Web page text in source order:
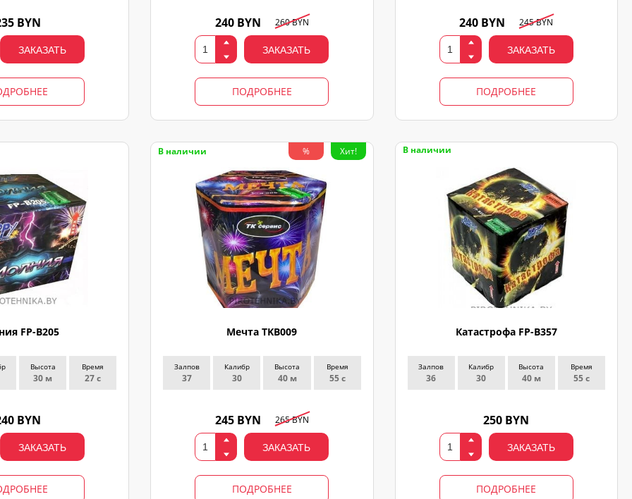
BYN
ЗАКАЗАТЬ
240 BYN 260 BYN
ЗАКАЗАТЬ
ПОДРОБНЕЕ
240 BYN 245 BYN
ЗАКАЗАТЬ
ПОДРОБНЕЕ
FP-B205
Высота
30 м
Время
27 с
BYN
ЗАКАЗАТЬ
В наличии % Хит!
Мечта TKB009
Залпов
37
Калибр
30
Высота
40 м
Время
55 с
245 BYN 265 BYN
ЗАКАЗАТЬ
ПОДРОБНЕЕ
В наличии
Катастрофа FP-B357
Залпов
36
Калибр
30
Высота
40 м
Время
55 с
250 BYN
ЗАКАЗАТЬ
ПОДРОБНЕЕ